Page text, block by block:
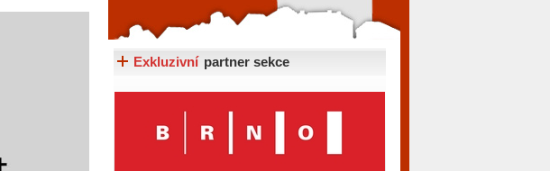
Exkluzivní partner sekce